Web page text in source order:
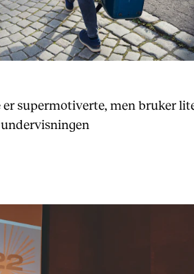
supermotiverte, men bruker